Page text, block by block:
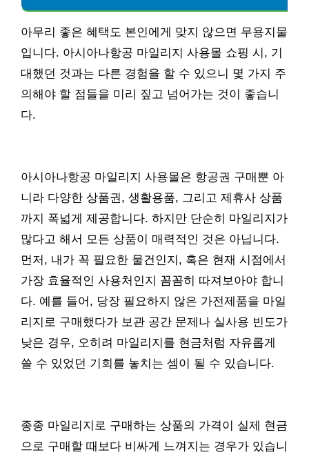
아무리 좋은 혜택도 본인에게 맞지 않으면 무용지물
입니다. 아시아나항공 마일리지 사용몰 쇼핑 시, 기
대했던 것과는 다른 경험을 할 수 있으니 몇 가지 주
의해야 할 점들을 미리 짚고 넘어가는 것이 좋습니
다.
아시아나항공 마일리지 사용몰은 항공권 구매뿐 아
니라 다양한 상품권, 생활용품, 그리고 제휴사 상품
까지 폭넓게 제공합니다. 하지만 단순히 마일리지가
많다고 해서 모든 상품이 매력적인 것은 아닙니다.
먼저, 내가 꼭 필요한 물건인지, 혹은 현재 시점에서
가장 효율적인 사용처인지 꼼꼼히 따져보아야 합니
다. 예를 들어, 당장 필요하지 않은 가전제품을 마일
리지로 구매했다가 보관 공간 문제나 실사용 빈도가
낮은 경우, 오히려 마일리지를 현금처럼 자유롭게
쓸 수 있었던 기회를 놓치는 셈이 될 수 있습니다.
종종 마일리지로 구매하는 상품의 가격이 실제 현금
으로 구매할 때보다 비싸게 느껴지는 경우가 있습니